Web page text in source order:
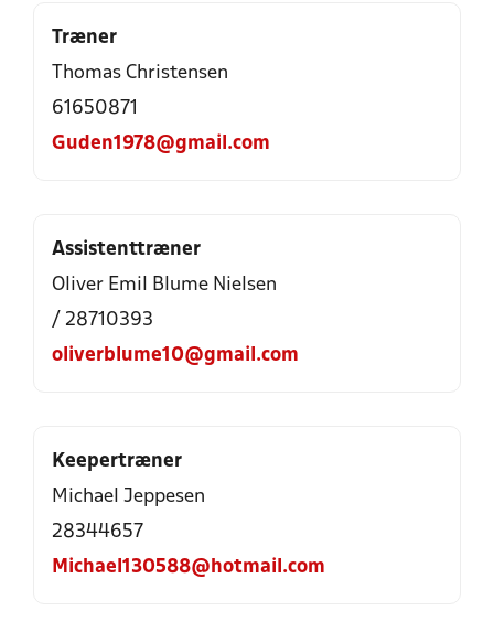
Træner
Thomas Christensen
61650871
Guden1978@gmail.com
Assistenttræner
Oliver Emil Blume Nielsen
/ 28710393
oliverblume10@gmail.com
Keepertræner
Michael Jeppesen
28344657
Michael130588@hotmail.com